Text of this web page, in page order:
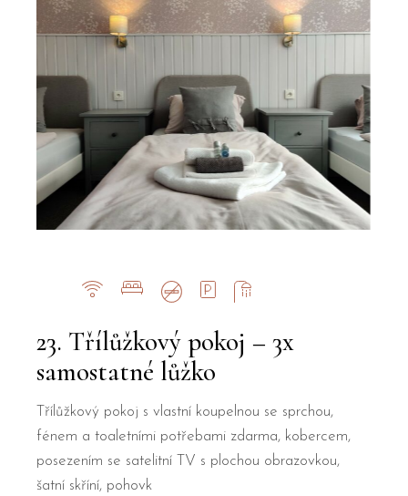
23. Třílůžkový pokoj – 3x
samostatné lůžko
Třílůžkový pokoj s vlastní koupelnou se sprchou,
fénem a toaletními potřebami zdarma, kobercem,
posezením se satelitní TV s plochou obrazovkou,
šatní skříní, pohovk